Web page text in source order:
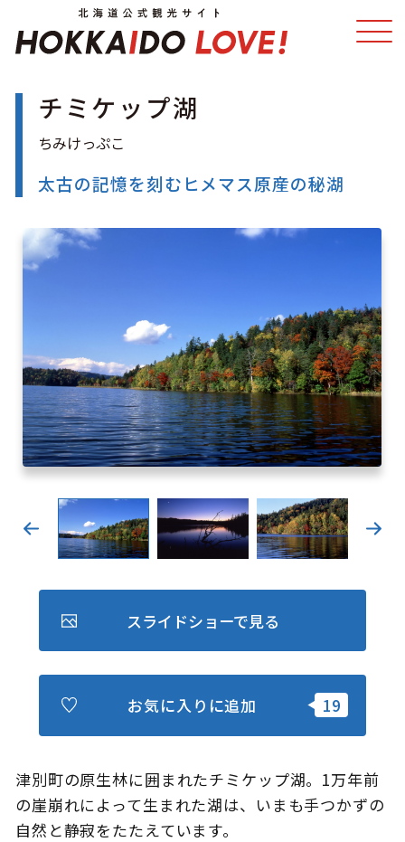
温泉 イベント
モデルコース エリアガイド
グルメ
キュンちゃんオンラインショップ
北海道はやわかり
旅のテーマで探す
7つの国立公園
さっぽろ圏e旅ギフト
チミケップ湖
太古の記憶を刻むヒメマス原産の秘湖
津別町の原生林に囲まれたチミケップ湖。1万年前
の崖崩れによって生まれた湖は、いまも手つかずの
自然と静寂をたたえています。
スライドショーで見る
お気に入りに追加